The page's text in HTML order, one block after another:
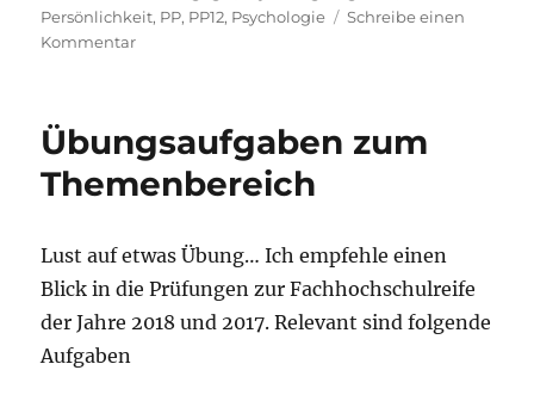
am
Persönlichkeit, PP, PP12, Psychologie
Schreibe einen
Kommentarzu
Übungsaufgaben zum
Themenbereich
Lust auf etwas Übung… Ich empfehle einen
Blick in die Prüfungen zur Fachhochschulreife
der Jahre 2018 und 2017. Relevant sind folgende
Aufgaben